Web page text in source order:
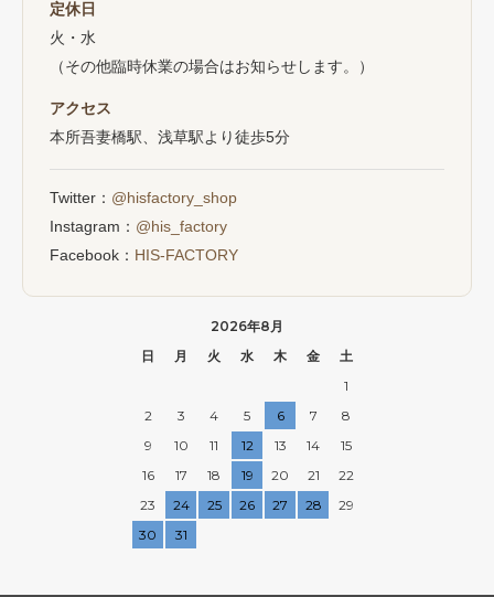
定休日
火・水
（その他臨時休業の場合はお知らせします。）
アクセス
本所吾妻橋駅、浅草駅より徒歩5分
Twitter： @hisfactory_shop
Instagram： @his_factory
Facebook： HIS-FACTORY
2026年8月
日
月 火 水 木 金
土
1
2
3 4 5 6 7
8
9
10 11 12 13 14
15
16
17 18 19 20 21
22
23
24 25 26 27 28
29
30
31